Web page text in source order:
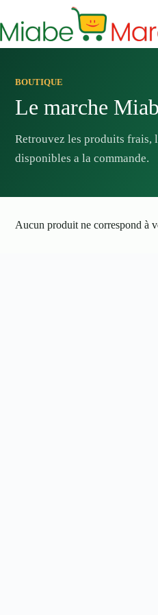
contenu
BOUTIQUE
Le marche
Retrouvez les produits frais,
disponibles a la commande.
Aucun produit ne correspond à